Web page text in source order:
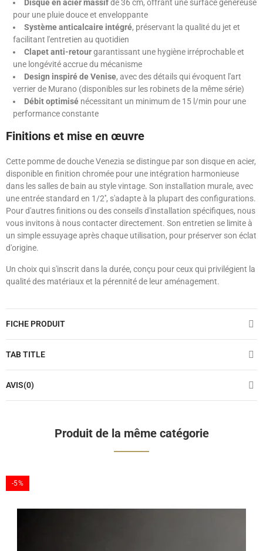
Disque en acier massifde 36 cm, offrant une surface généreuse
pour une pluie douce et enveloppante
Système anticalcaire intégré, préservant la qualité du jet et
facilitant l'entretien au quotidien
Clapet anti-retourgarantissant une hygiène irréprochable et
une longévité accrue du mécanisme
Design inspiré de Venise, avec des détails qui évoquent l'art
verrier de Murano (disponibles sur les robinets de la même série)
Débit optimisé nécessitant un minimum de 15 l/min pour une
performance constante
Finitions et mise en œuvre
Cette pomme de douche Venezia se distingue par son disque en acier,
disponible en finition chromée pour une intégration harmonieuse
dans les salles de bain au style vintage. Son installation murale, avec
une entrée standard en 1/2'', s'adapte à la plupart des configurations.
Pour d'autres finitions ou des conseils d'installation spécifiques, nous
vous invitons à nous contacter directement. Son entretien se limite à
un simple essuyage après chaque utilisation, pour préserver son éclat
d'origine.
Un choix qui s'inscrit dans la durée, conçu pour ceux qui privilégient la
qualité des matériaux et la pérennité de leur aménagement.
FICHE PRODUIT
TAB TITLE
AVIS(0)
Produit de la même catégorie
-5%